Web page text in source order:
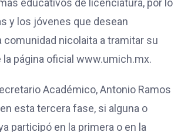
educativos de licenciatura, por lo
y los jóvenes que desean
comunidad nicolaita a tramitar su
la página oficial www.umich.mx.
Académico, Antonio Ramos
esta tercera fase, si alguna o
participó en la primera o en la